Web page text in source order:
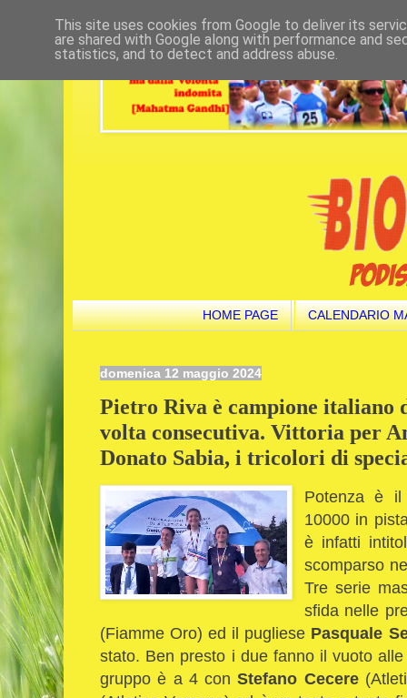
HOME PAGE CALENDARIO
domenica 12 maggio 2024
Pietro Riva è campione italiano
volta consecutiva. Vittoria per
Donato Sabia, i tricolori di
Potenza è
10000 in
è infatti
scomparso
Tre serie
sfida nelle
(Fiamme Oro) ed il pugliese Pasquale
stato. Ben presto i due fanno il vuoto
gruppo è a 4 conStefano Cecere
This site uses cookies from Google to deliver its
are shared with Google along with performance and
statistics, and to detect and address abuse.